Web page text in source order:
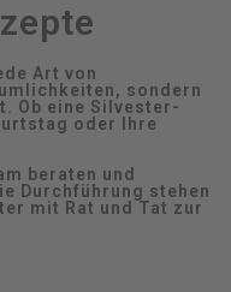
Art von
sondern
Ob eine Silvester-
oder Ihre
beraten und
Durchführung stehen
mit Rat und Tat zur